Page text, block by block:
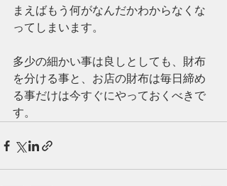
まえばもう何がなんだかわからなくな
ってしまいます。
多少の細かい事は良しとしても、財布
を分ける事と、お店の財布は毎日締め
る事だけは今すぐにやっておくべきで
す。